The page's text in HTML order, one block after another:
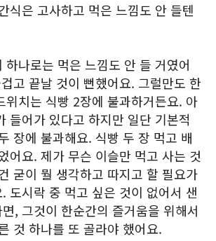
식은 고사하고 먹은 느낌도 안 들텐
하나로는 먹은 느낌도 안 들 거였어
고 끝날 것이 뻔했어요. 그럴만도 한
위치는 식빵 2장에 불과하거든요. 아
들어가 있다고 하지만 일단 기본적
장에 불과해요. 식빵 두 장 먹고 배
어요. 제가 무슨 이슬만 먹고 사는 것
굳이 뭘 생각하고 따지고 할 필요가
도시락 중 먹고 싶은 것이 없어서 샌
, 그것이 한순간의 즐거움을 위해서
것 하나를 또 골라야 했어요.